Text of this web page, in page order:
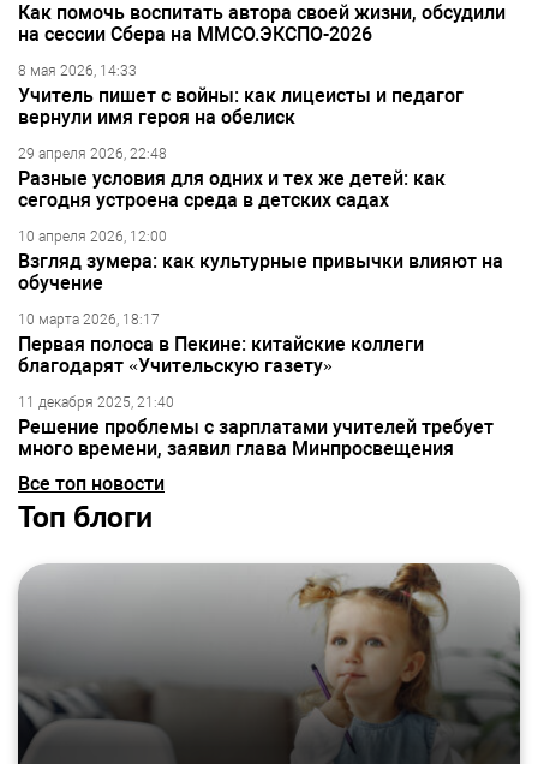
Как помочь воспитать автора своей жизни, обсудили
на сессии Сбера на ММСО.ЭКСПО-2026
8 мая 2026, 14:33
Учитель пишет с войны: как лицеисты и педагог
вернули имя героя на обелиск
29 апреля 2026, 22:48
Разные условия для одних и тех же детей: как
сегодня устроена среда в детских садах
10 апреля 2026, 12:00
Взгляд зумера: как культурные привычки влияют на
обучение
10 марта 2026, 18:17
Первая полоса в Пекине: китайские коллеги
благодарят «Учительскую газету»
11 декабря 2025, 21:40
Решение проблемы с зарплатами учителей требует
много времени, заявил глава Минпросвещения
Все топ новости
Топ блоги